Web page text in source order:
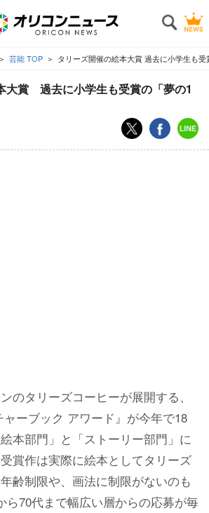
芸能 TOP タリーズ開催の絵本大賞 過去に小学生も
大賞 過去に小学生も受賞の「夢の1
のタリーズコーヒーが展開する、
ャーブック アワード』が今年で18
本部門」と「ストーリー部門」に
賞作は実際に絵本としてタリーズ
齢制限や、画法に制限がないのも
ら70代まで幅広い層からの応募が毎